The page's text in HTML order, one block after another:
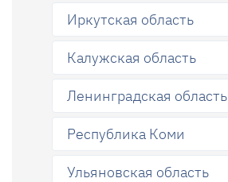
Иркутская область
Калужская область
Ленинградская область
Республика Коми
Ульяновская область